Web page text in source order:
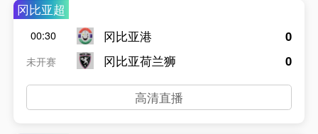
冈比亚超
00:30
未开赛
冈比亚港
冈比亚荷兰狮
0
0
高清直播